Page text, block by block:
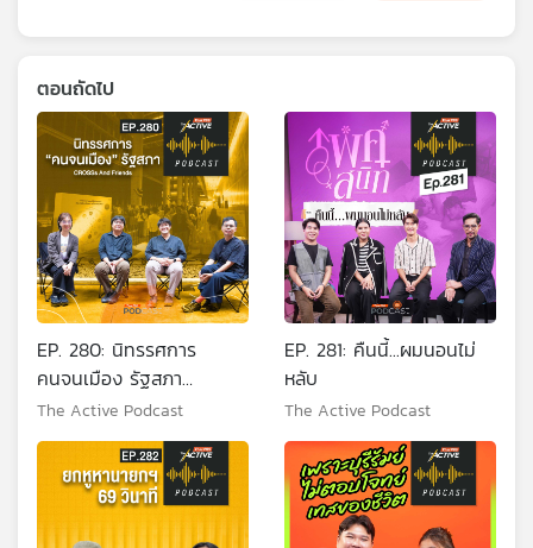
ตอนถัดไป
EP. 280: นิทรรศการ
คนจนเมือง รัฐสภา
CROSSs And Friends
The Active Podcast
EP. 281: คืนนี้...ผมนอนไม่
หลับ
The Active Podcast